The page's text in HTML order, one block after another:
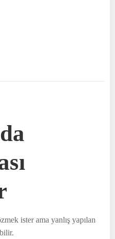
ister ama yanlış yapılan